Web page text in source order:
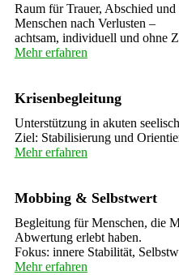
Raum für Trauer, Abschied
Menschen nach Verlusten –
achtsam, individuell und ohne
Mehr erfahren
Krisenbegleitung
Unterstützung in akuten
Ziel: Stabilisierung und
Mehr erfahren
Mobbing & Selbstwert
Begleitung für Menschen, die
Abwertung erlebt haben.
Fokus: innere Stabilität,
Mehr erfahren